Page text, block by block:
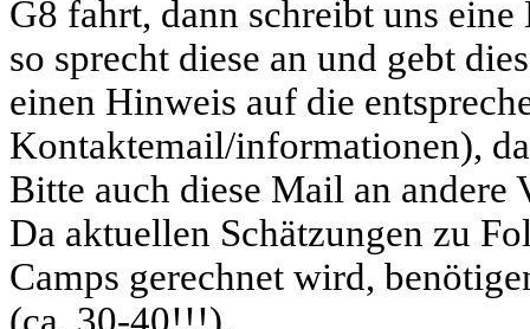
G8 fahrt, dann schreibt uns
so sprecht diese an und gebt
einen Hinweis auf die
Kontaktemail/informationen),
Bitte auch diese Mail an andere
Da aktuellen Schätzungen zu
Camps gerechnet wird,